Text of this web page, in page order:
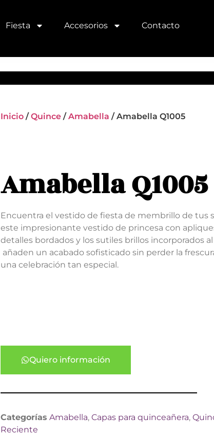
Fiesta Accesorios Contacto
Inicio / Quince / Amabella / Amabella Q1005
Amabella Q1005
Encuentra el vestido de fiesta de membrillo de tus
este impresionante vestido de princesa con
detalles bordados y los sutiles brillos incorporados
añaden un acabado sofisticado sin perder la
una celebración tan especial.
Quiero información
Categorías Amabella, Capas para quinceañera,
Reciente